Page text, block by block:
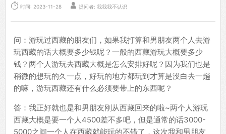
 时间: 2023-11-28  提问者: 我我我不认识
问：游玩过西藏的朋友们，如果我打算和男朋友两个人去游
玩西藏的话大概要多少钱呢？一般的西藏游玩大概要多少
钱？两个人游玩去西藏大概是怎么安排好呢？因为我们也是
稍微的想玩的久一点，好玩的地方都玩到才算是没白去一趟
的嘛，游玩西藏还有什么必须要带上的东西呢？
答：我正好就也是和男朋友刚从西藏回来的啦~两个人游玩
西藏大概是要一个人4500差不多吧，但是通常的话3000-
5000之间一个人在西藏就能玩的不错了，这次我和男朋友